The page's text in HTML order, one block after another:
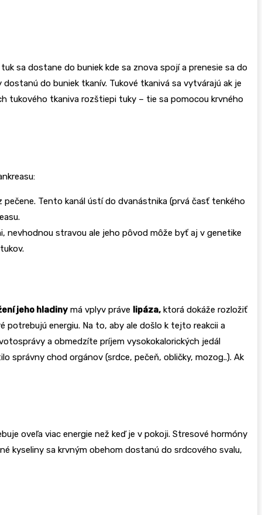
sa dostane do buniek kde sa znova spojí a prenesie sa do
do buniek tkanív. Tukové tkanivá sa vytvárajú ak je
tukového tkaniva rozštiepi tuky – tie sa pomocou krvného
Tento kanál ústí do dvanástnika (prvá časť tenkého
stravou ale jeho pôvod môže byť aj v genetike
jeho hladiny má vplyv práve lipáza, ktorá dokáže rozložiť
energiu. Na to, aby ale došlo k tejto reakcii a
a obmedzíte príjem vysokokalorických jedál
správny chod orgánov (srdce, pečeň, obličky, mozog..). Ak
oveľa viac energie než keď je v pokoji. Stresové hormóny
kyseliny sa krvným obehom dostanú do srdcového svalu,